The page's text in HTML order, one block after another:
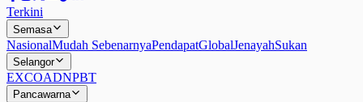
Terkini
Semasa
NasionalMudah SebenarnyaPendapatGlobalJenayahSukan
Selangor
EXCOADNPBT
Pancawarna